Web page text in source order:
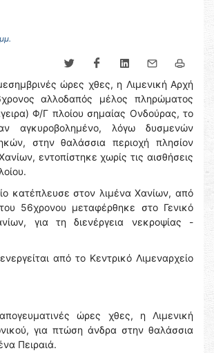
ώρες χθες, η Λιμενική Αρχή
αλλοδαπός μέλος πληρώματος
Φ/Γ πλοίου σημαίας Ονδούρας, το
αγκυροβολημένο, λόγω δυσμενών
στην θαλάσσια περιοχή πλησίον
εντοπίστηκε χωρίς τις αισθήσεις
κατέπλευσε στον λιμένα Χανίων, από
56χρονου μεταφέρθηκε στο Γενικό
για τη διενέργεια νεκροψίας -
από το Κεντρικό Λιμεναρχείο
ώρες χθες, η Λιμενική
για πτώση άνδρα στην θαλάσσια
Πειραιά.